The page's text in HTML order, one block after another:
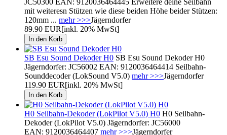
mit weiteresn Stützen wie diese beiden Höhe beider Stützen:
120mm ... mehr >>>Jägerndorfer
89.90 EUR[inkl. 20% MwSt]
SB Esu Sound Dekoder H0 SB Esu Sound Dekoder H0
Jägerndorfer: JC56002 EAN: 9120036464414 Seilbahn-
Sounddecoder (LokSound V5.0) mehr >>>Jägerndorfer
119.90 EUR[inkl. 20% MwSt]
H0 Seilbahn-Dekoder (LokPilot V5.0) H0 H0 Seilbahn-
Dekoder (LokPilot V5.0) Jägerndorfer: JC56000
EAN: 9120036464407 mehr >>>Jägerndorfer